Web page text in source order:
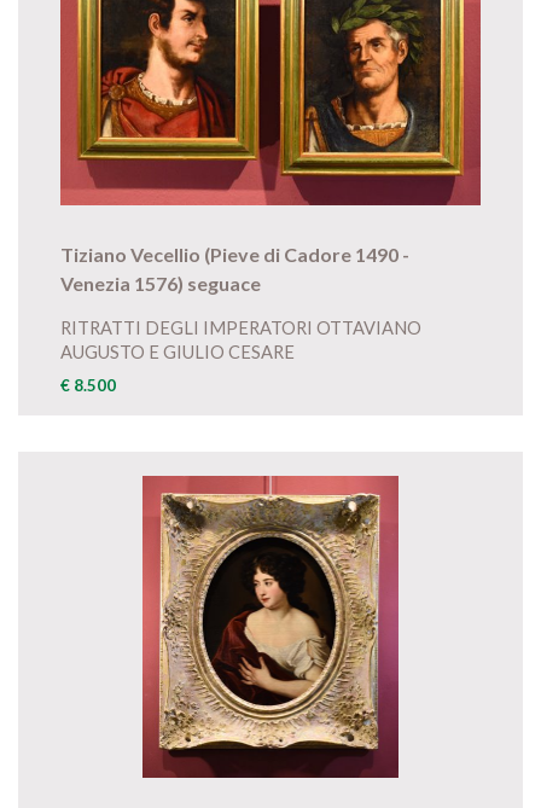
Tiziano Vecellio (Pieve di Cadore 1490 -
Venezia 1576) seguace
RITRATTI DEGLI IMPERATORI OTTAVIANO
AUGUSTO E GIULIO CESARE
€ 8.500